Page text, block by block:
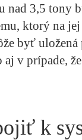
nad 3,5 tony
ktorý na jej
byť uložená
v prípade,
k